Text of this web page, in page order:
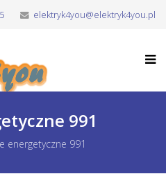
elektryk4you@elektryk4you.pl
991
energetyczne 991